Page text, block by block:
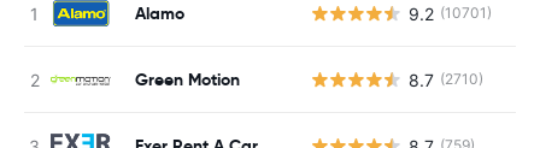
Alamo 9.2 (10701)
Green Motion 8.7 (2710)